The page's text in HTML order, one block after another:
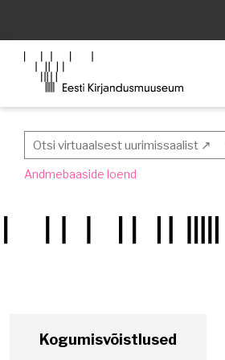
Andmebaaside loend
Kogumisvõistlused